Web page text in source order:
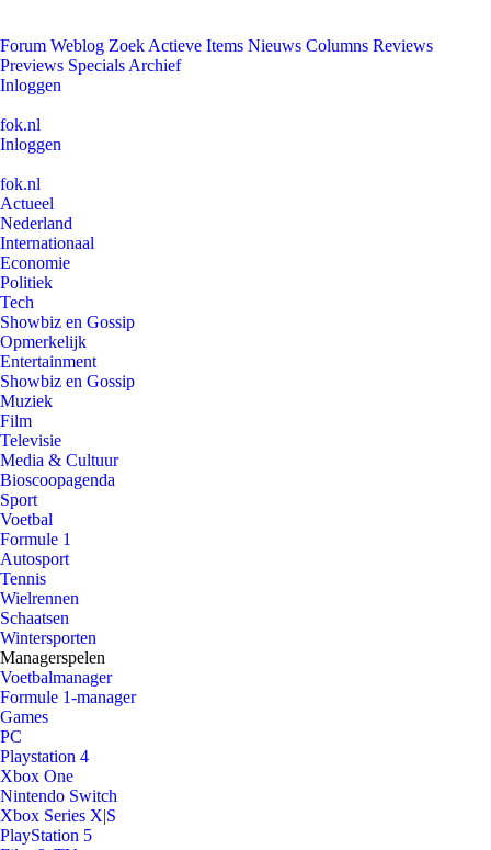
Forum Weblog Zoek Actieve Items Nieuws Columns Reviews
Previews Specials Archief
Inloggen
fok.nl
Inloggen
fok.nl
Actueel
Nederland
Internationaal
Economie
Politiek
Tech
Showbiz en Gossip
Opmerkelijk
Entertainment
Showbiz en Gossip
Muziek
Film
Televisie
Media & Cultuur
Bioscoopagenda
Sport
Voetbal
Formule 1
Autosport
Tennis
Wielrennen
Schaatsen
Wintersporten
Managerspelen
Voetbalmanager
Formule 1-manager
Games
PC
Playstation 4
Xbox One
Nintendo Switch
Xbox Series X|S
PlayStation 5